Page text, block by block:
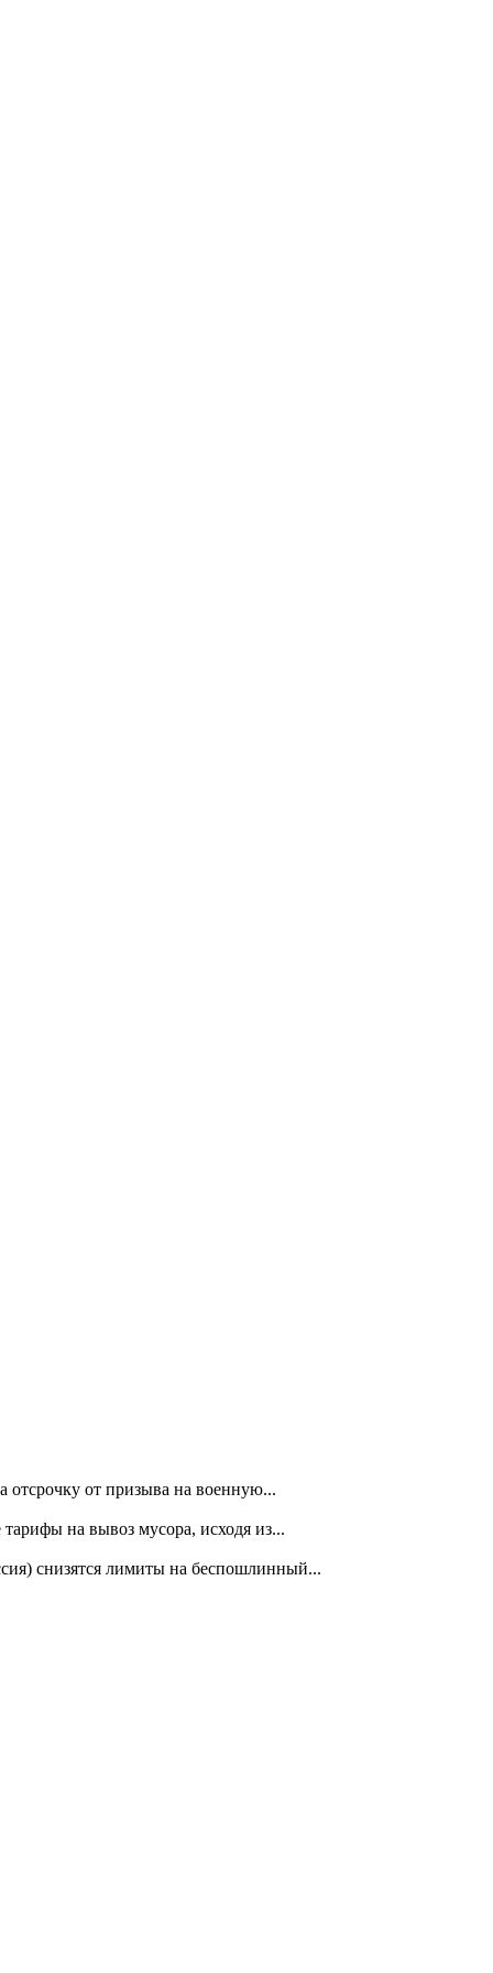
отсрочку от призыва на военную...
на вывоз мусора, исходя из...
снизятся лимиты на беспошлинный...